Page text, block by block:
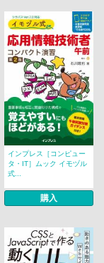
インプレス［コンピュー
タ・IT］ムック イモヅル
式...
購入